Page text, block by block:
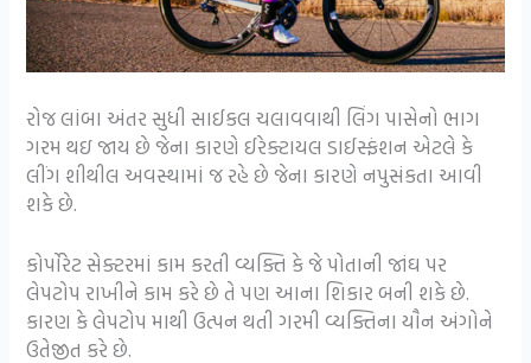
રોજ લાંબા અંતર સુધી સાઈકલ ચલાવવાથી લિંગ પાસેનો ભાગ
ગરમ થઇ જાય છે જેના કારણે ઈરેક્ટાયલ ડાઈસ્ફંશન એટલે કે
લીંગ શીથીલ અવસ્થામાં જ રહે છે જેના કારણે નપુસંકતા આવી
શકે છે.
કોર્પોરેટ સેક્ટરમાં કામ કરતી વ્યક્તિ કે જે પોતાની જાંઘ પર
લેપટોપ રાખીને કામ કરે છે તે પણ આના શિકાર બની શકે છે.
કારણ કે લેપટોપ માથી ઉત્પન થતી ગરમી વ્યક્તિના યૌન અંગોને
ઉતેજીત કરે છે.